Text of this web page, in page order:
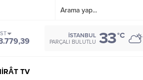
İSTANBUL
PARÇALI BULUTLU 33°C
TV